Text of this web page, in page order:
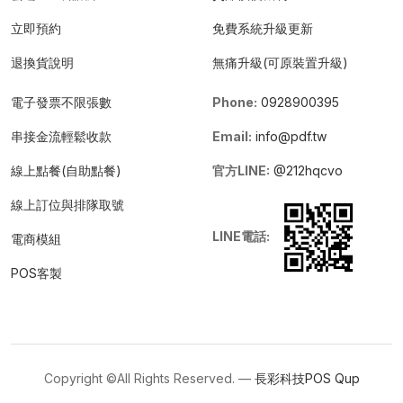
立即預約
退換貨說明
免費系統升級更新
無痛升級(可原裝置升級)
電子發票不限張數
串接金流輕鬆收款
線上點餐(自助點餐)
線上訂位與排隊取號
電商模組
POS客製
Phone: 0928900395
Email: info@pdf.tw
官方LINE: @212hqcvo
LINE電話:
Copyright ©All Rights Reserved. — 長彩科技POS Qup